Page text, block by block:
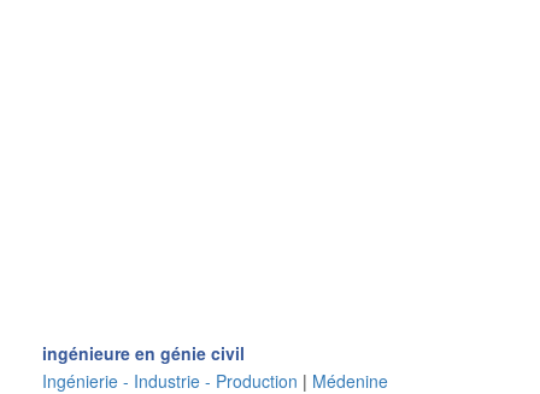
ingénieure en génie civil
Ingénierie - Industrie - Production | Médenine